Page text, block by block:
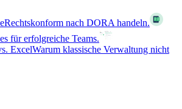
Rechtskonform nach DORA handeln.
für erfolgreiche Teams.
ExcelWarum klassische Verwaltung nicht